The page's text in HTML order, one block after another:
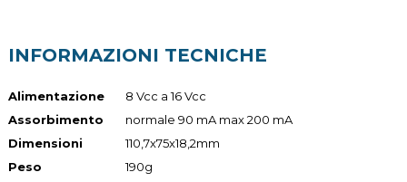
INFORMAZIONI TECNICHE
Alimentazione
8 Vcc a 16 Vcc
Assorbimento
normale 90 mA max 200 mA
Dimensioni
110,7x75x18,2mm
Peso
190g